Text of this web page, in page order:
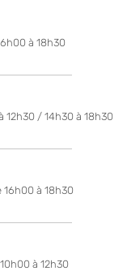
à 18h30
12h30 / 14h30 à 18h30
16h00 à 18h30
à 12h30